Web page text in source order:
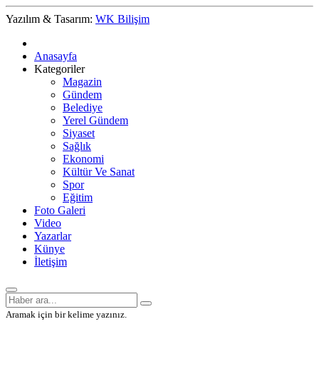
Yazılım & Tasarım: WK Bilişim
Anasayfa
Kategoriler
Magazin
Gündem
Belediye
Yerel Gündem
Siyaset
Sağlık
Ekonomi
Kültür Ve Sanat
Spor
Eğitim
Foto Galeri
Video
Yazarlar
Künye
İletişim
Aramak için bir kelime yazınız.